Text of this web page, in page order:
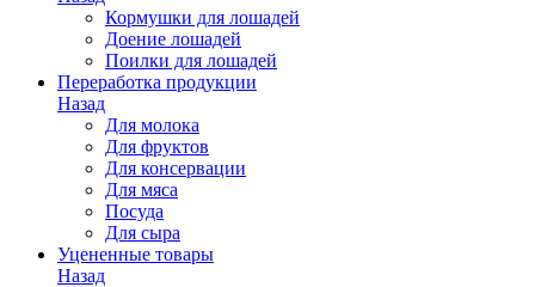
Кормушки для лошадей
Доение лошадей
Поилки для лошадей
Переработка продукции
Назад
Для молока
Для фруктов
Для консервации
Для мяса
Посуда
Для сыра
Уцененные товары
Назад